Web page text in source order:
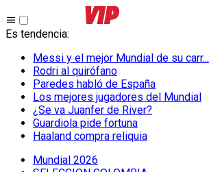
Es tendencia:
Messi y el mejor Mundial de su carr...
Rodri al quirófano
Paredes habló de España
Los mejores jugadores del Mundial
¿Se va Juanfer de River?
Guardiola pide fortuna
Haaland compra reliquia
Mundial 2026